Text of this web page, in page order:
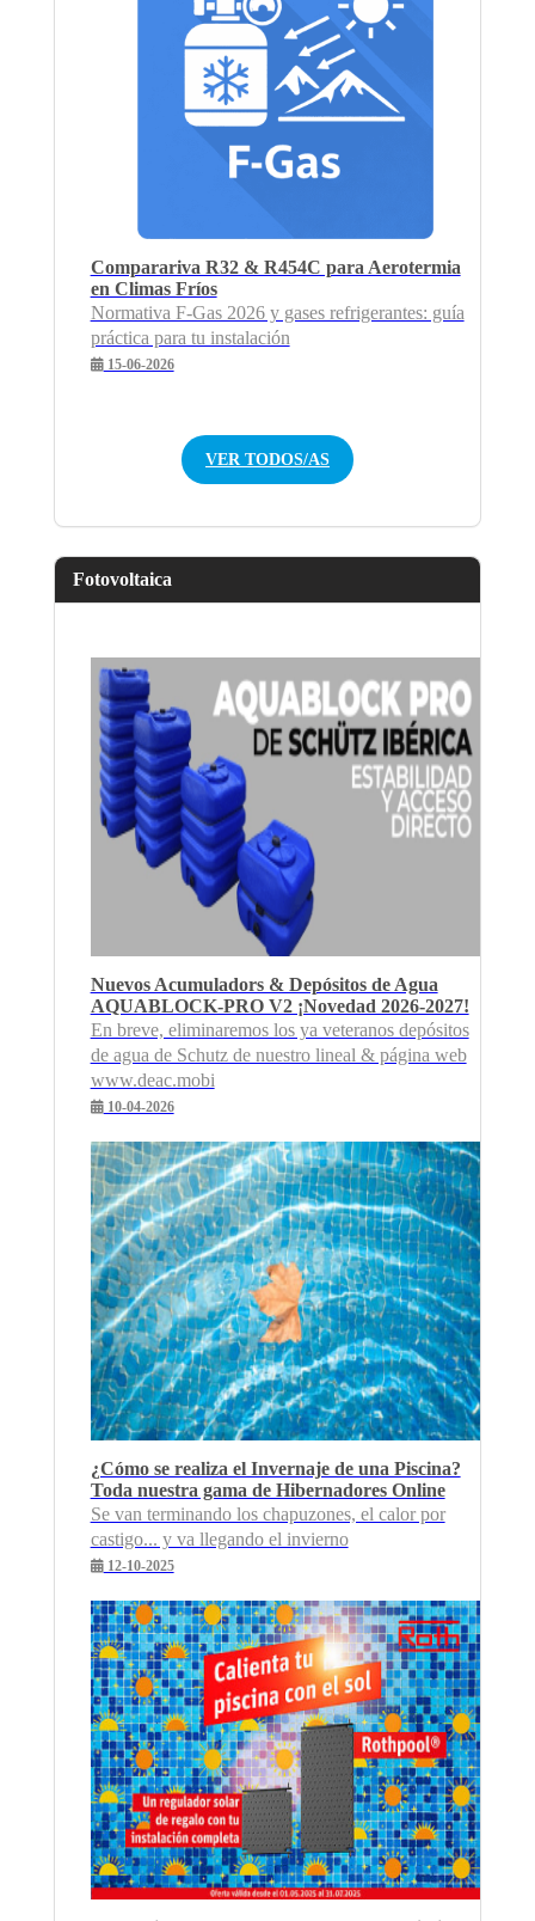
Comparariva R32 & R454C para Aerotermia
en Climas Fríos
Normativa F-Gas 2026 y gases refrigerantes: guía
práctica para tu instalación
15-06-2026
VER TODOS/AS
Fotovoltaica
Nuevos Acumuladors & Depósitos de Agua
AQUABLOCK-PRO V2 ¡Novedad 2026-2027!
En breve, eliminaremos los ya veteranos depósitos
de agua de Schutz de nuestro lineal & página web
www.deac.mobi
10-04-2026
¿Cómo se realiza el Invernaje de una Piscina?
Toda nuestra gama de Hibernadores Online
Se van terminando los chapuzones, el calor por
castigo... y va llegando el invierno
12-10-2025